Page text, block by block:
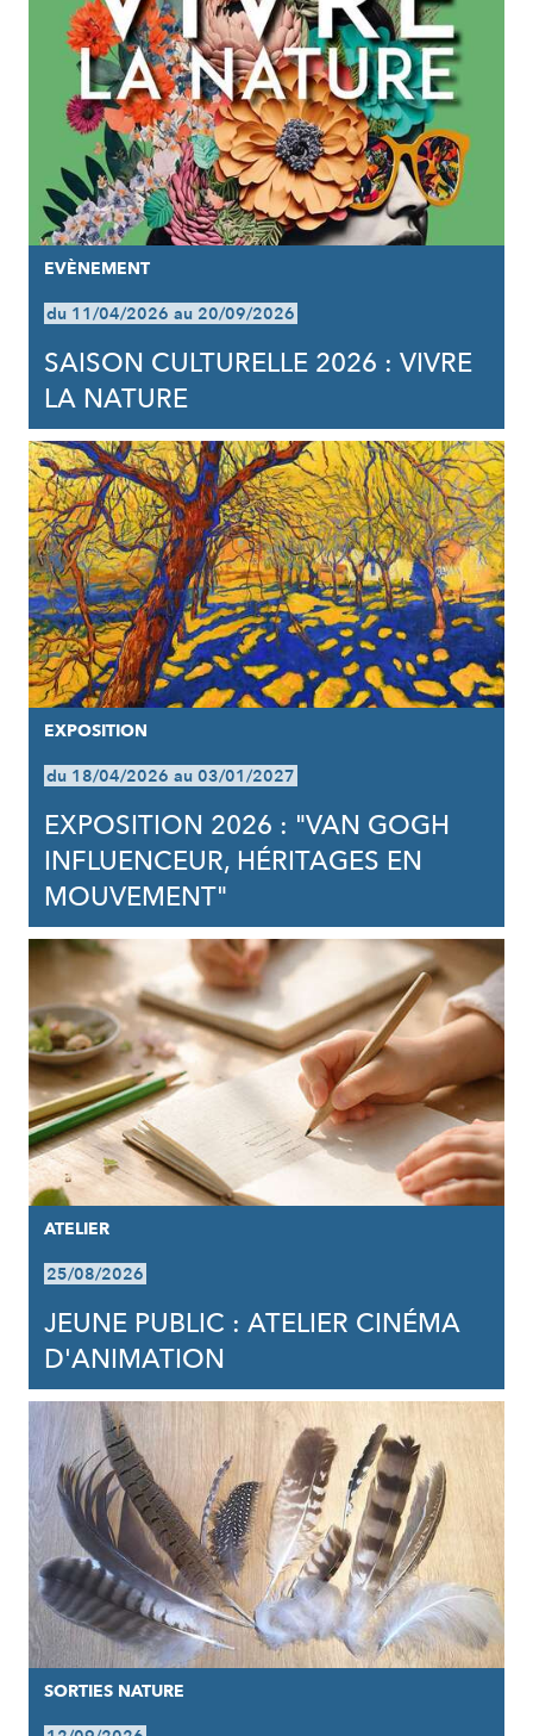
EVÈNEMENT
du 11/04/2026 au 20/09/2026
SAISON CULTURELLE 2026 : VIVRE
LA NATURE
EXPOSITION
du 18/04/2026 au 03/01/2027
EXPOSITION 2026 : "VAN GOGH
INFLUENCEUR, HÉRITAGES EN
MOUVEMENT"
ATELIER
25/08/2026
JEUNE PUBLIC : ATELIER CINÉMA
D'ANIMATION
SORTIES NATURE